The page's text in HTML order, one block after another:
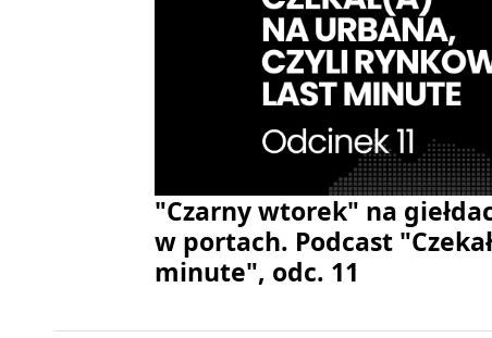
"Czarny wtorek" na
w portach. Podcast
minute", odc. 11